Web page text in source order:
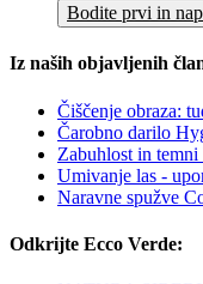
Bodite prvi in
Iz naših objavljenih
Čiščenje obraza:
Čarobno darilo
Zabuhlost in
Umivanje las -
Naravne spužve
Odkrijte Ecco Verde: